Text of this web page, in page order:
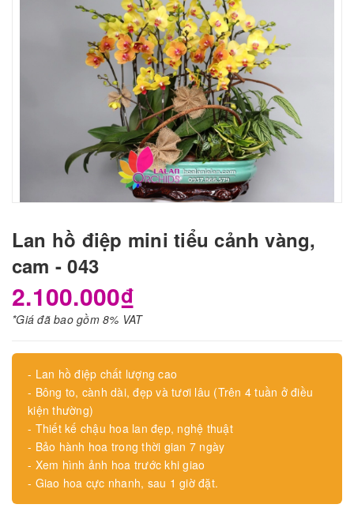
Lan hồ điệp mini tiểu cảnh vàng,
cam - 043
2.100.000₫
*Giá đã bao gồm 8% VAT
- Lan hồ điệp chất lượng cao
- Bông to, cành dài, đẹp và tươi lâu (Trên 4 tuần ở điều
kiện thường)
- Thiết kế chậu hoa lan đẹp, nghệ thuật
- Bảo hành hoa trong thời gian 7 ngày
- Xem hình ảnh hoa trước khi giao
- Giao hoa cực nhanh, sau 1 giờ đặt.